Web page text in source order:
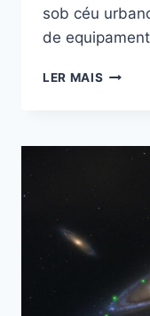
sob céu
de
LER MAIS